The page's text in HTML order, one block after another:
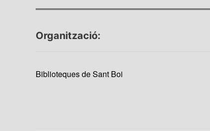
Organització:
Biblioteques de Sant Boi